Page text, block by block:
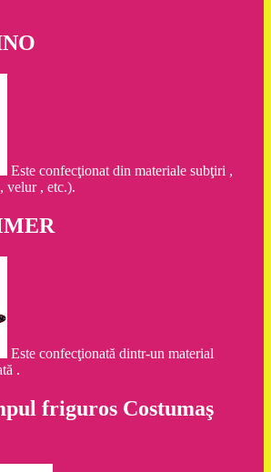
Este confecţionat din materiale subţiri ,
velur , etc.).
Este confecţionată dintr-un material
.
friguros Costumaş